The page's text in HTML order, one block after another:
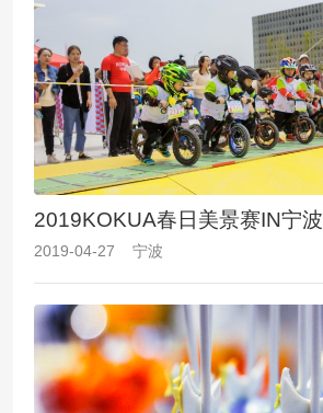
2019KOKUA春日美景赛IN宁波
2019-04-27 宁波